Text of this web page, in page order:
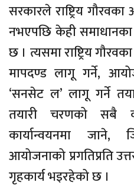
सरकारले राष्ट्रिय
नभएपछि केही
छ । त्यसमा राष्ट्रिय
मापदण्ड लागू गर्ने,
‘सनसेट ल’ लागू गर्ने
तयारी चरणको सबै
कार्यान्वयनमा जाने,
आयोजनाको प्रगतिप्रति
गृहकार्य भइरहेको छ ।